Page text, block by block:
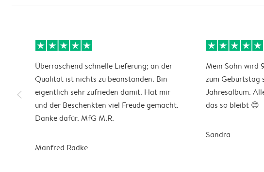
slim_arrow_left
Überraschend schnelle Lieferung; an der
Qualität ist nichts zu beanstanden. Bin
eigentlich sehr zufrieden damit. Hat mir
und der Beschenkten viel Freude gemacht.
Danke dafür. MfG M.R.
Manfred Radke
Mein Sohn wird
zum Geburtstag
Jahresalbum.
das so bleibt 😊
Sandra